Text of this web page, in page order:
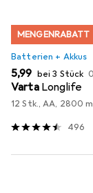
MENGENRABATT
Batterien + Akkus
EUR
5,99 bei 3 Stück
Varta Longlife
12 Stk., AA, 2800
496